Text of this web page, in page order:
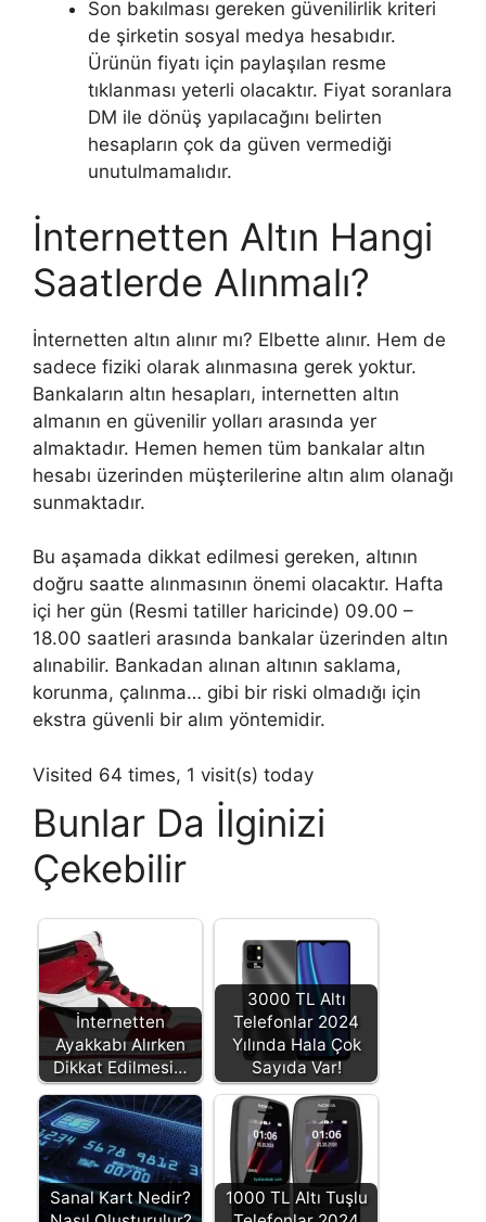
Son bakılması gereken güvenilirlik kriteri
de şirketin sosyal medya hesabıdır.
Ürünün fiyatı için paylaşılan resme
tıklanması yeterli olacaktır. Fiyat soranlara
DM ile dönüş yapılacağını belirten
hesapların çok da güven vermediği
unutulmamalıdır.
İnternetten Altın Hangi
Saatlerde Alınmalı?
İnternetten altın alınır mı? Elbette alınır. Hem de
sadece fiziki olarak alınmasına gerek yoktur.
Bankaların altın hesapları, internetten altın
almanın en güvenilir yolları arasında yer
almaktadır. Hemen hemen tüm bankalar altın
hesabı üzerinden müşterilerine altın alım olanağı
sunmaktadır.
Bu aşamada dikkat edilmesi gereken, altının
doğru saatte alınmasının önemi olacaktır. Hafta
içi her gün (Resmi tatiller haricinde) 09.00 –
18.00 saatleri arasında bankalar üzerinden altın
alınabilir. Bankadan alınan altının saklama,
korunma, çalınma… gibi bir riski olmadığı için
ekstra güvenli bir alım yöntemidir.
Visited 64 times, 1 visit(s) today
Bunlar Da İlginizi
Çekebilir
İnternetten
Ayakkabı Alırken
Dikkat Edilmesi…
3000 TL Altı
Telefonlar 2024
Yılında Hala Çok
Sayıda Var!
Sanal Kart Nedir?
1000 TL Altı Tuşlu